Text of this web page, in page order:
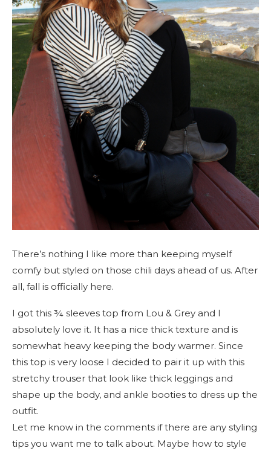
There’s nothing I like more than keeping myself
comfy but styled on those chili days ahead of us. After
all, fall is officially here.
I got this ¾ sleeves top from Lou & Grey and I
absolutely love it. It has a nice thick texture and is
somewhat heavy keeping the body warmer. Since
this top is very loose I decided to pair it up with this
stretchy trouser that look like thick leggings and
shape up the body, and ankle booties to dress up the
outfit.
Let me know in the comments if there are any styling
tips you want me to talk about. Maybe how to style